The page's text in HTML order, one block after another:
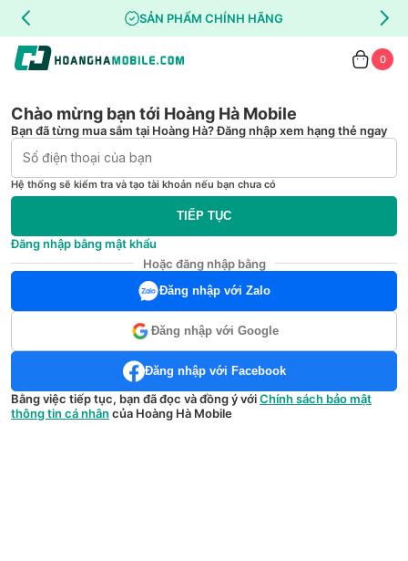
SẢN PHẨM CHÍNH HÃNG
0
Chào mừng bạn tới Hoàng Hà Mobile
Bạn đã từng mua sắm tại Hoàng Hà? Đăng nhập xem hạng thẻ ngay
Hệ thống sẽ kiểm tra và tạo tài khoản nếu bạn chưa có
TIẾP TỤC
Đăng nhập bằng mật khẩu
Hoặc đăng nhập bằng
Đăng nhập với Zalo
Đăng nhập với Google
Đăng nhập với Facebook
Bằng việc tiếp tục, bạn đã đọc và đồng ý vớiChính sách bảo mật
thông tin cá nhân của Hoàng Hà Mobile